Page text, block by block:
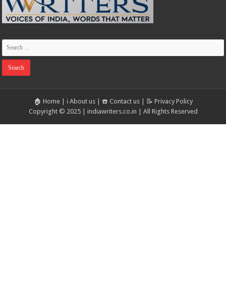
🏠 Home| ℹ️ About us| ☎️ Contact us| 📝 Privacy Policy
Copyright © 2025 | indiawriters.co.in | All Rights Reserved